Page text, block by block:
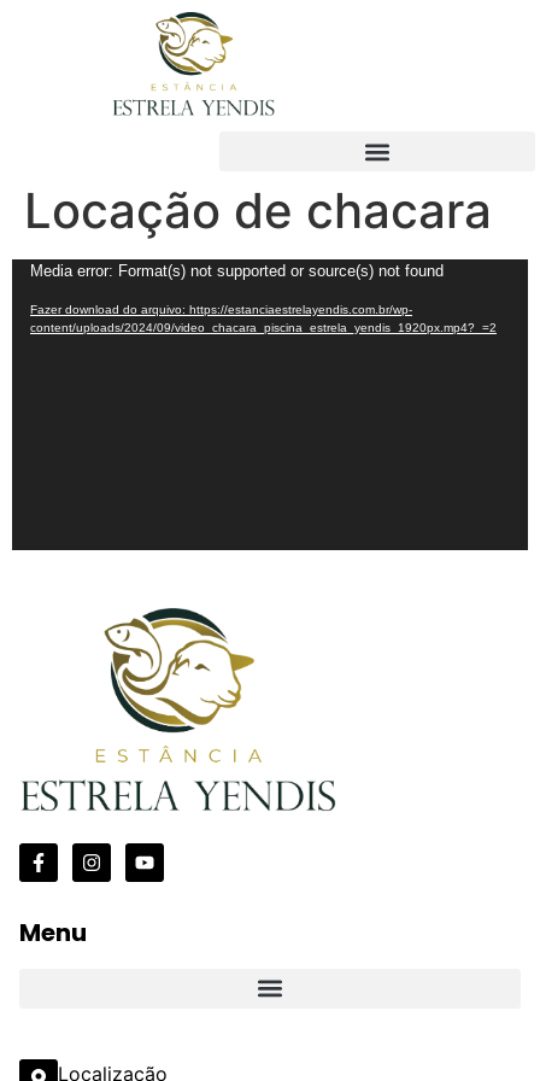
Locação de chacara
Tocador
de
vídeo
Media error: Format(s) not supported or source(s) not found
Fazer download do arquivo: https://estanciaestrelayendis.com.br/wp-
content/uploads/2024/09/video_chacara_piscina_estrela_yendis_1920px.mp4?_=2
Menu
Localização